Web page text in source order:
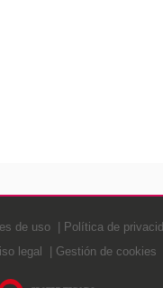
de uso Política de
legal
Gestión de cookies